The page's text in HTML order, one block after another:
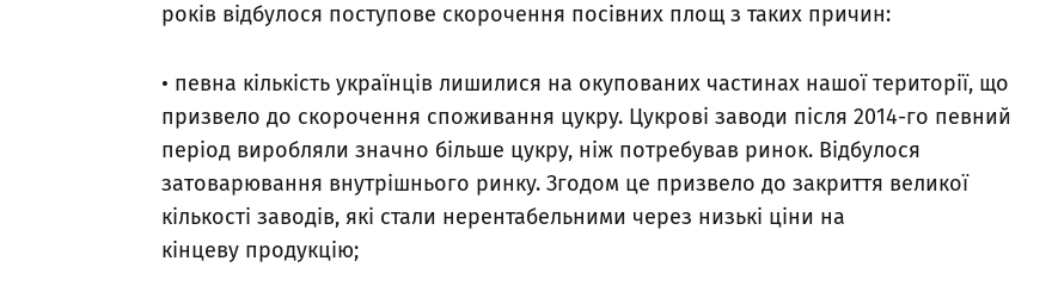
років відбулося поступове скорочення посівних площ з таких причин:
• певна кількість українців лишилися на окупованих частинах нашої території, що
призвело до скорочення споживання цукру. Цукрові заводи після 2014-го певний
період виробляли значно більше цукру, ніж потребував ринок. Відбулося
затоварювання внутрішнього ринку. Згодом це призвело до закриття великої
кількості заводів, які стали нерентабельними через низькі ціни на
кінцеву продукцію;